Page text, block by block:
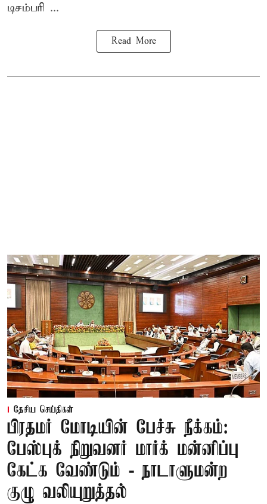
டிசம்பரி ...
Read More
தேசிய செய்திகள்
பிரதமர் மோடியின் பேச்சு நீக்கம்:
பேஸ்புக் நிறுவனர் மார்க் மன்னிப்பு
கேட்க வேண்டும் - நாடாளுமன்ற
குழு வலியுறுத்தல்